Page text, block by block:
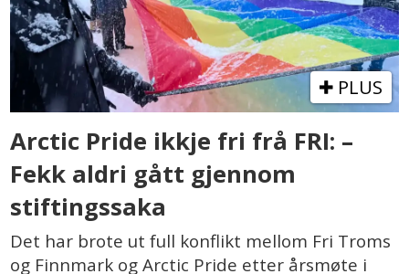
PLUS
Arctic Pride ikkje fri frå FRI: –
Fekk aldri gått gjennom
stiftingssaka
Det har brote ut full konflikt mellom Fri Troms
og Finnmark og Arctic Pride etter årsmøte i